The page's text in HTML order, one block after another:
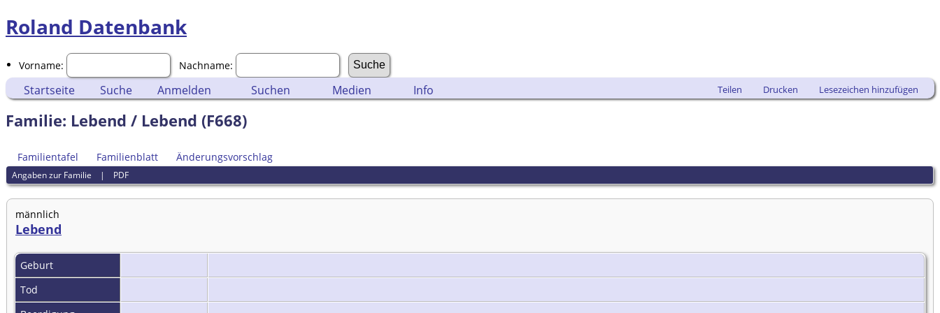
Roland Datenbank
Vorname: Nachname:
Startseite Suche Anmelden Suchen Medien Info Teilen Drucken Lesezeichen hinzufügen
Familie: Lebend / Lebend (F668)
Familientafel Familienblatt Änderungsvorschlag
Angaben zur Familie | PDF
männlich
Lebend
Geburt
Tod